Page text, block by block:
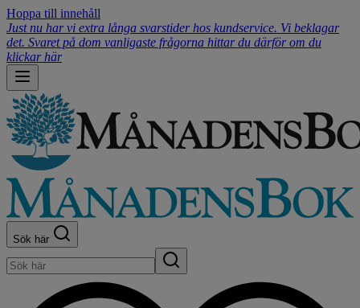
Hoppa till innehåll
Just nu har vi extra långa svarstider hos kundservice. Vi beklagar
det. Svaret på dom vanligaste frågorna hittar du därför om du
klickar här
Sök här